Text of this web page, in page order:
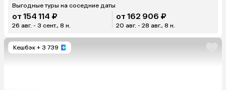
Выгодные туры на соседние даты
от 154 114 ₽
26 авг. - 3 сент., 8 н.
от 162 906 ₽
20 авг. - 28 авг., 8 н.
Кешбэк + 3 739